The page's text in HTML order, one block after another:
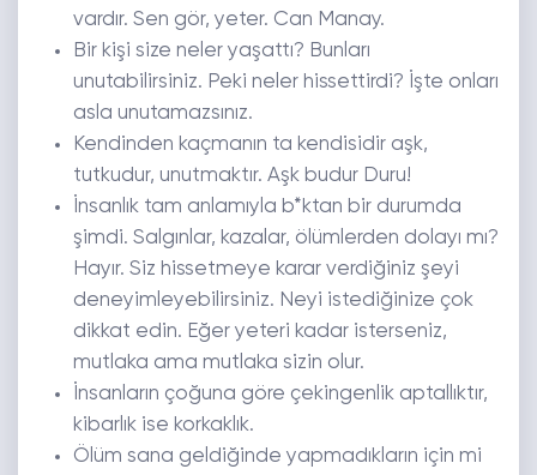
vardır. Sen gör, yeter. Can Manay.
Bir kişi size neler yaşattı? Bunları
unutabilirsiniz. Peki neler hissettirdi? İşte onları
asla unutamazsınız.
Kendinden kaçmanın ta kendisidir aşk,
tutkudur, unutmaktır. Aşk budur Duru!
İnsanlık tam anlamıyla b*ktan bir durumda
şimdi. Salgınlar, kazalar, ölümlerden dolayı mı?
Hayır. Siz hissetmeye karar verdiğiniz şeyi
deneyimleyebilirsiniz. Neyi istediğinize çok
dikkat edin. Eğer yeteri kadar isterseniz,
mutlaka ama mutlaka sizin olur.
İnsanların çoğuna göre çekingenlik aptallıktır,
kibarlık ise korkaklık.
Ölüm sana geldiğinde yapmadıkların için mi